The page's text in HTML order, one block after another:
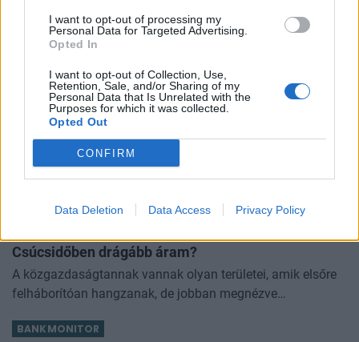
I want to opt-out of processing my
Personal Data for Targeted Advertising.
Opted In
I want to opt-out of Collection, Use,
Retention, Sale, and/or Sharing of my
Personal Data that Is Unrelated with the
Purposes for which it was collected.
Opted Out
CONFIRM
Data Deletion Data Access Privacy Policy
2026-os nyári adóváltozások: fontos változások, de
ez még csak a kezdet
Helyreállítási és Ellenállóképességi Tervhez (RRF), egyes
kormányprogramokhoz és kormányhatározatokhoz
kapcsolódó adóintézkedésekről, v
CHIKANSPLANET
A városok egyik legjobb klímafegyvere a fa, de a
legtöbb helyen még mindig nem ültetnek eleget
akár a városi hőszigethatás felét is semlegesítheti
Csúcsidőben drágább áram?
A közgazdaságtannak vannak olyan területei, amik elsőre
felháborítóan hangzanak, de jobban megnézve
némi kellemetlenséggel is járnak. Az
BANKMONITOR